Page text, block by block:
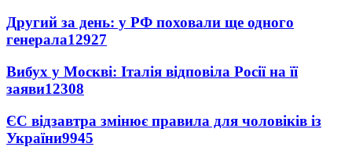
Другий за день: у РФ поховали ще одного
генерала12927
Вибух у Москві: Італія відповіла Росії на її
заяви12308
ЄС відзавтра змінює правила для чоловіків із
України9945